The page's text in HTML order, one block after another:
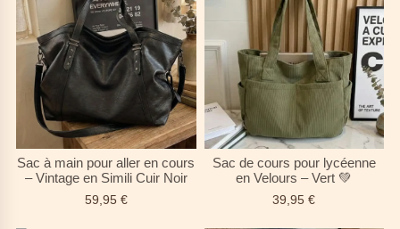
Sac à main pour aller en cours
– Vintage en Simili Cuir Noir
59,95 €
Sac de cours pour lycéenne
en Velours – Vert 💚
39,95€